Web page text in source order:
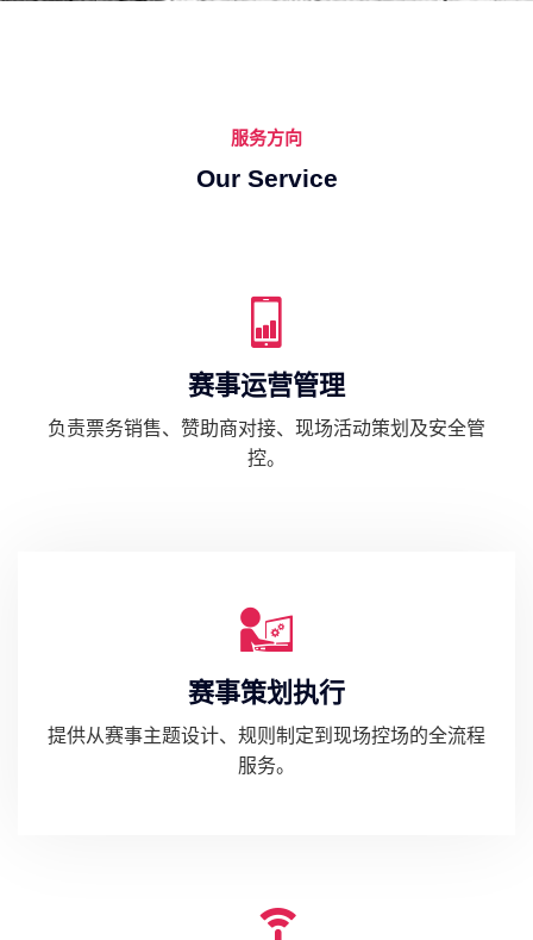
服务方向
Our Service
赛事运营管理
负责票务销售、赞助商对接、现场活动策划及安全管
控。
赛事策划执行
提供从赛事主题设计、规则制定到现场控场的全流程
服务。